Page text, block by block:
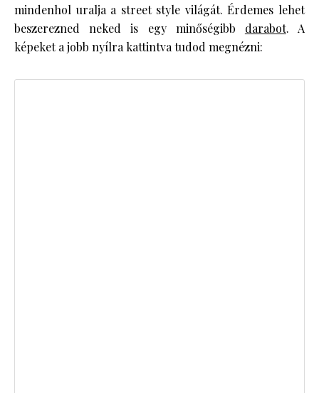
mindenhol uralja a street style világát. Érdemes lehet
beszerezned neked is egy minőségibb darabot. A
képeket a jobb nyílra kattintva tudod megnézni: